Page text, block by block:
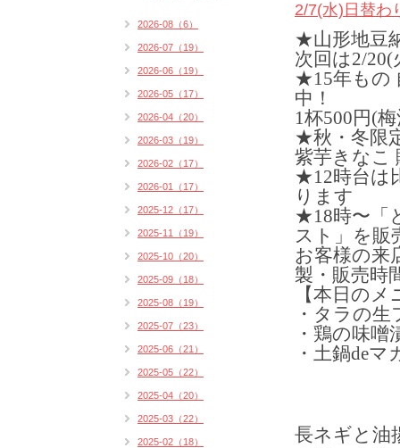
2/7(水)日替わ
★山形地豆
次回は2/
★15年もの
中！
1杯500円(
★秋・冬限
紫芋きなこ
★12時台は
ります
★18時〜「
スト」を販
お客様の来
製・販売時
【本日の
・タラの
・鶏の味
・土鍋de
長ネギと油
2026-08（6）
2026-07（19）
2026-06（19）
2026-05（17）
2026-04（20）
2026-03（19）
2026-02（17）
2026-01（17）
2025-12（17）
2025-11（19）
2025-10（20）
2025-09（18）
2025-08（19）
2025-07（23）
2025-06（21）
2025-05（22）
2025-04（20）
2025-03（22）
2025-02（18）